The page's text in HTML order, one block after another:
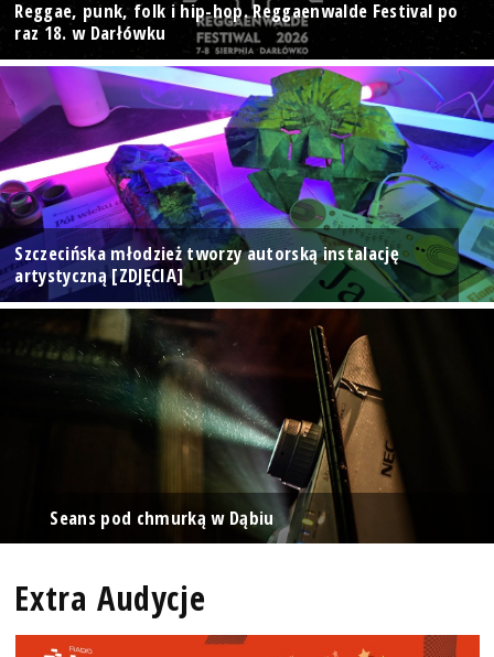
Reggae, punk, folk i hip-hop. Reggaenwalde Festival po
raz 18. w Darłówku
Szczecińska młodzież tworzy autorską instalację
artystyczną [ZDJĘCIA]
Seans pod chmurką w Dąbiu
Extra Audycje